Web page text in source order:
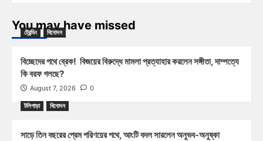
You may have missed
ট্রেন্ডিং বিনোদন
বিচ্ছেদের পথে ব্রেক! বিজয়ের বিরুদ্ধে মামলা প্রত্যাহার করলেন সঙ্গীতা, দাম্পত্যে
কি বরফ গলছে?
August 7, 2026 0
টলিপাড়া বিনোদন
সাড়ে তিন বছরের প্রেম পরিণয়ের পথে, আংটি বদল সারলেন অনুভব-অনুষ্কা